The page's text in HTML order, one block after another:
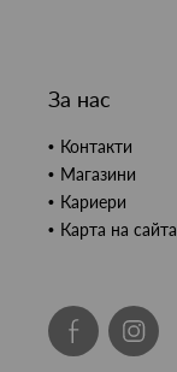
За нас
Контакти
Магазини
Кариери
Карта на сайта